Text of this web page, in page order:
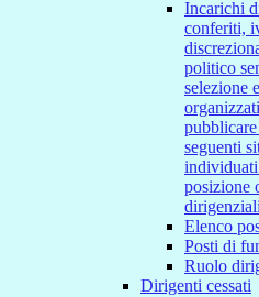
Incarichi
conferiti,
politico
selezione
seguenti
posizione
Elenco
Posti di
Ruolo
Dirigenti cessati